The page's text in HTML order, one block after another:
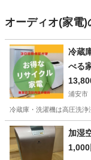
オーディオ(家電
冷蔵
べる
浦安市
冷蔵庫・洗濯機は高圧洗
千葉 浦安市 生活
加湿
1,000